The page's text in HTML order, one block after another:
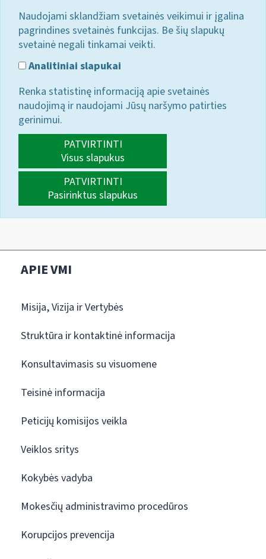
Naudojami sklandžiam svetainės veikimui ir įgalina
pagrindines svetainės funkcijas. Be šių slapukų
svetainė negali tinkamai veikti.
Analitiniai slapukai
Renka statistinę informaciją apie svetainės
naudojimą ir naudojami Jūsų naršymo patirties
gerinimui.
PATVIRTINTI
Visus slapukus
PATVIRTINTI
Pasirinktus slapukus
APIE VMI
Misija, Vizija ir Vertybės
Struktūra ir kontaktinė informacija
Konsultavimasis su visuomene
Teisinė informacija
Peticijų komisijos veikla
Veiklos sritys
Kokybės vadyba
Mokesčių administravimo procedūros
Korupcijos prevencija